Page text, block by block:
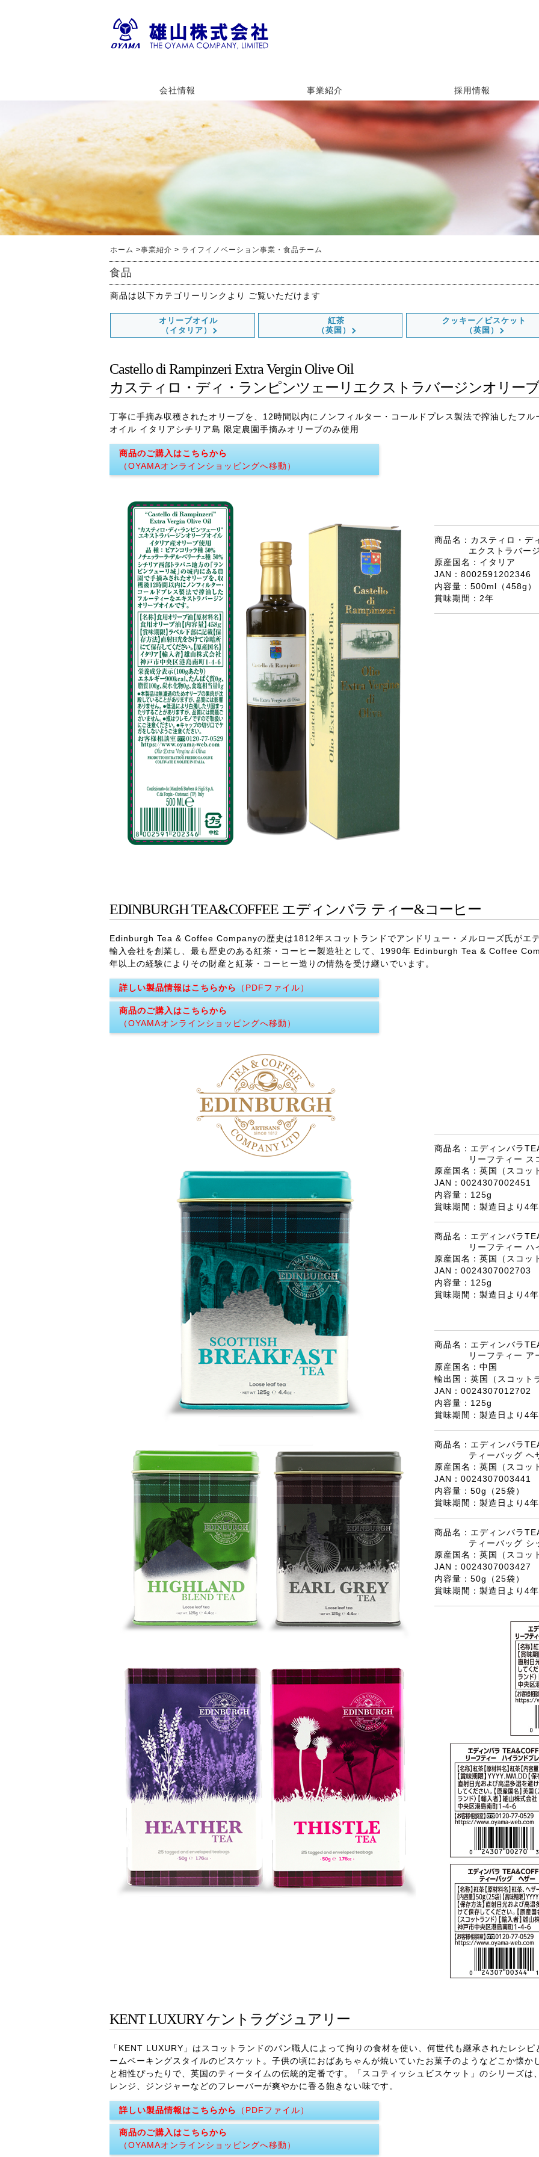
会社情報
環境保全方針
会社概要
事業紹介
事業紹介
食品原料事業
ライフイノベーション事業・食
品チーム
評価・解析装置事業
ライフイノベーション事業・建
築・空間資材チーム
採用情報
社長メッセージ
新卒採用
社員インタビュー
ホーム >事業紹介 > ライフイノベーション事業・食品チーム
食品
商品は以下カテゴリーリンクより ご覧いただけます
オリーブオイル
（イタリア）
紅茶
（英国）
クッキー／ビスケット
（英国）
Castello di Rampinzeri Extra Vergin Olive Oil
カスティロ・ディ ・ランピンツェーリ エクストラバージンオリー
丁寧に手摘み収穫されたオリーブを、12時間以内にノンフィルター・コールドプレス製法で搾油したフ
オイル イタリアシチリア島 限定農園手摘みオリーブのみ使用
商品のご購入はこちらから
（OYAMAオンラインショッピングへ移動）
商品名：カスティロ・デ
エクストラバー
原産国名：イタリア
JAN：8002591202346
内容量：500ml（458g）
賞味期間：2年
EDINBURGH TEA&COFFEE エディンバラ ティー&コーヒー
Edinburgh Tea & Coffee Companyの歴史は1812年スコットランドでアンドリュー・メルローズ氏がエ
輸入会社を創業し、最も歴史のある紅茶・コーヒー製造社として、1990年 Edinburgh Tea & Coffee
年以上の経験によりその財産と紅茶・コーヒー造りの情熱を受け継いでいます。
詳しい製品情報はこちらから （PDFファイル）
商品のご購入はこちらから
（OYAMAオンラインショッピングへ移動）
商品名：エディンバラ
リーフティー ス
原産国名：英国（スコッ
JAN：0024307002451
内容量：125g
賞味期間：製造日より4年
商品名：エディンバラ
リーフティー ハ
原産国名：英国（スコッ
JAN：0024307002703
内容量：125g
賞味期間：製造日より4年
商品名：エディンバラ
リーフティー ア
原産国名：中国
輸出国：英国（スコット
JAN：0024307012702
内容量：125g
賞味期間：製造日より4年
商品名：エディンバラ
ティーバッグ ヘ
原産国名：英国（スコッ
JAN：0024307003441
内容量：50g（25袋）
賞味期間：製造日より4年
商品名：エディンバラ
ティーバッグ シ
原産国名：英国（スコッ
JAN：0024307003427
内容量：50g（25袋）
賞味期間：製造日より4年
KENT LUXURYケントラグジュアリー
「KENT LUXURY」はスコットランドのパン職人によって拘りの食材を使い、何世代も継承されたレシ
ームベーキングスタイルのビスケット。子供の頃におばあちゃんが焼いていたお菓子のようなどこか懐か
と相性ぴったりで、英国のティータイムの伝統的定番です。「スコティッシュビスケット」のシリーズは
レンジ、ジンジャーなどのフレーバーが爽やかに香る飽きない味です。
詳しい製品情報はこちらから （PDFファイル）
商品のご購入はこちらから
（OYAMAオンラインショッピングへ移動）